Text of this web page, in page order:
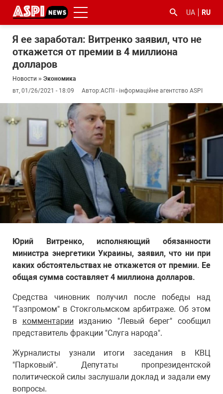
UA RU
Я ее заработал: Витренко заявил, что не
откажется от премии в 4 миллиона
долларов
Новости » Экономика
вт, 01/26/2021 - 18:09
Автор:АСПІ - інформаційне агентство ASPI
Юрий Витренко, исполняющий обязанности
министра энергетики Украины, заявил, что ни при
каких обстоятельствах не откажется от премии. Ее
общая сумма составляет 4 миллиона долларов.
Средства чиновник получил после победы над
"Газпромом" в Стокгольмском арбитраже. Об этом
в комментарии изданию "Левый берег" сообщил
представитель фракции "Слуга народа".
Журналисты узнали итоги заседания в КВЦ
"Парковый". Депутаты пропрезидентской
политической силы заслушали доклад и задали ему
вопросы.
#боротьба
з
корупцією
#гфс #Киев #коронавірус